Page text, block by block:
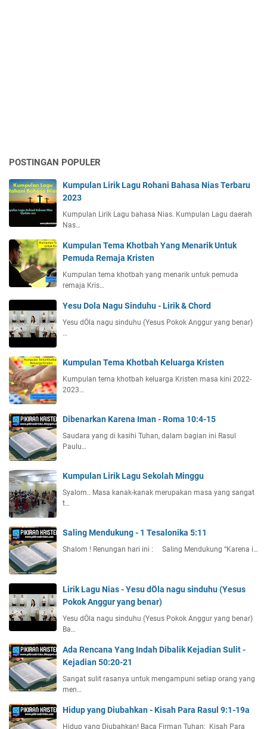
POSTINGAN POPULER
Kumpulan Lirik Lagu Rohani Bahasa Nias Terbaru
2023
Kumpulan Lirik Lagu bahasa Nias. Kumpulan Lagu daerah
Nas…
Kumpulan Tema Khotbah Yang Menarik Untuk
Pemuda Remaja Kristen
Kumpulan tema khotbah yang menarik untuk pemuda
remaja Kris…
Yesu Dola Nagu Sinduhu - Lirik & Chord
Yesu dÖla nagu sinduhu (Yesus Pokok Anggur yang benar)
…
Kumpulan Tema Khotbah Keluarga Kristen
Kumpulan tema khotbah keluarga Kristen masa kini 2022-
2023…
Dibenarkan Karena Iman - Roma 10:4-15
Saudara yang di kasihi Tuhan, dalam bagian ini Rasul
Paulu…
Kumpulan Lirik Lagu Sekolah Minggu
Syalom.. Masa kanak-kanak merupakan masa yang sangat
t…
Saling Mendukung - 1 Tesalonika 5:11
Shalom ! Renungan hari ini : Saling Mendukung “Karena i…
Lirik Lagu Nias - Yesu dÖla nagu sinduhu (Yesus
Pokok Anggur yang benar)
Yesu dÖla nagu sinduhu (Yesus Pokok Anggur yang benar)
Ba…
Ada Rencana Yang Indah Dibalik Kejadian Sulit -
Kejadian 50:20-21
Sangat sulit rasanya untuk mengampuni setiap orang yang
men…
Hidup yang Diubahkan - Kisah Para Rasul 9:1-19a
Hidup yang Diubahkan! Baca Firman Tuhan: Kisah Para